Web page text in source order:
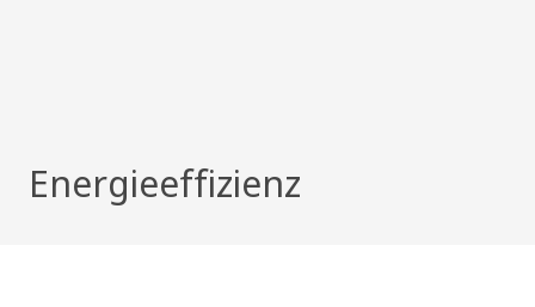
Energieeffizienz